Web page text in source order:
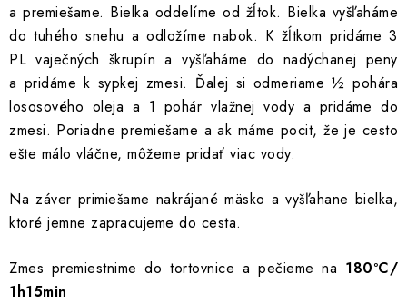
a premiešame. Bielka oddelíme od žĺtok. Bielka vyšľaháme
do tuhého snehu a odložíme nabok. K žĺtkom pridáme 3
PL vaječných škrupín a vyšľaháme do nadýchanej peny
a pridáme k sypkej zmesi. Ďalej si odmeriame ½ pohára
lososového oleja a 1 pohár vlažnej vody a pridáme do
zmesi. Poriadne premiešame a ak máme pocit, že je cesto
ešte málo vláčne, môžeme pridať viac vody.
Na záver primiešame nakrájané mäsko a vyšľahane bielka,
ktoré jemne zapracujeme do cesta.
Zmes premiestnime do tortovnice a pečieme na 180ºC/
1h15min